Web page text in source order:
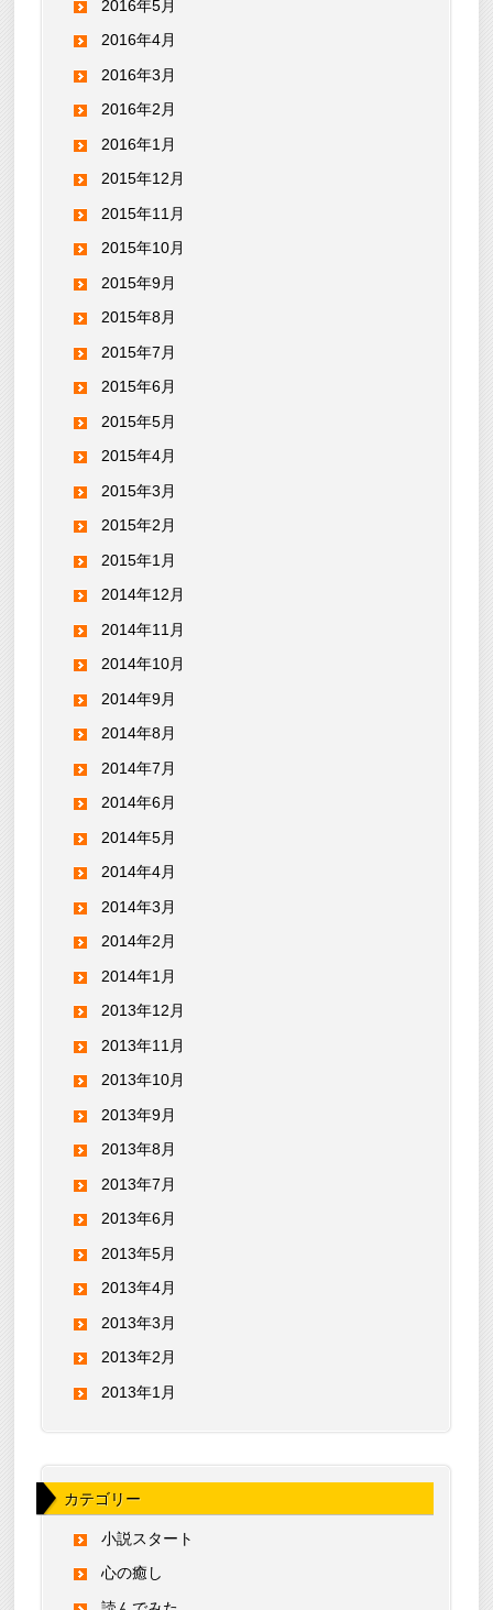
2016年5月
2016年4月
2016年3月
2016年2月
2016年1月
2015年12月
2015年11月
2015年10月
2015年9月
2015年8月
2015年7月
2015年6月
2015年5月
2015年4月
2015年3月
2015年2月
2015年1月
2014年12月
2014年11月
2014年10月
2014年9月
2014年8月
2014年7月
2014年6月
2014年5月
2014年4月
2014年3月
2014年2月
2014年1月
2013年12月
2013年11月
2013年10月
2013年9月
2013年8月
2013年7月
2013年6月
2013年5月
2013年4月
2013年3月
2013年2月
2013年1月
カテゴリー
小説スタート
心の癒し